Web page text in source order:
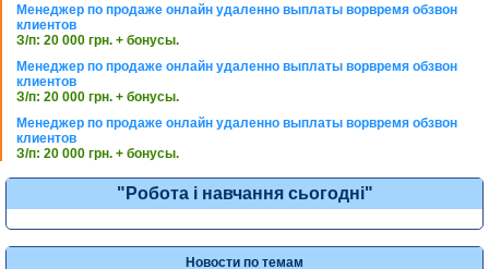
Менеджер по продаже онлайн удаленно выплаты ворвремя обзвон
клиентов
З/п: 20 000 грн. + бонусы.
Менеджер по продаже онлайн удаленно выплаты ворвремя обзвон
клиентов
З/п: 20 000 грн. + бонусы.
Менеджер по продаже онлайн удаленно выплаты ворвремя обзвон
клиентов
З/п: 20 000 грн. + бонусы.
"Робота і навчання сьогодні"
Новости по темам